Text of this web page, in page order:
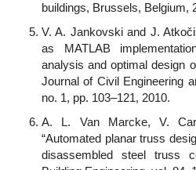
buildings, Brussels, Belgium,
V. A. Jankovski and J.
as MATLAB
analysis and optimal design
Journal of Civil Engineering
no. 1, pp. 103–121, 2010.
A. L. Van Marcke, V.
“Automated planar truss
disassembled steel truss